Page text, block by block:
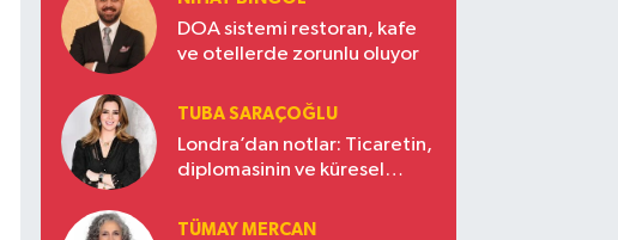
DOA sistemi restoran, kafe
ve otellerde zorunlu oluyor
TUBA SARAÇOĞLU
Londra’dan notlar: Ticaretin,
diplomasinin ve küresel
Türkiye’nin yükselen gücü
TÜMAY MERCAN